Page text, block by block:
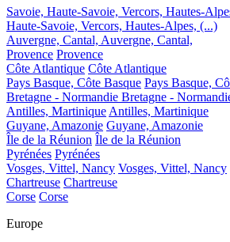
Savoie, Haute-Savoie, Vercors, Hautes-
Haute-Savoie, Vercors, Hautes-Alpes, (...)
Auvergne, Cantal, Auvergne, Cantal,
Provence Provence
Côte Atlantique Côte Atlantique
Pays Basque, Côte Basque Pays Basque,
Bretagne - Normandie Bretagne -
Antilles, Martinique Antilles, Martinique
Guyane, Amazonie Guyane, Amazonie
Île de la Réunion Île de la Réunion
Pyrénées Pyrénées
Vosges, Vittel, Nancy Vosges, Vittel, Nancy
Chartreuse Chartreuse
Corse Corse
Europe